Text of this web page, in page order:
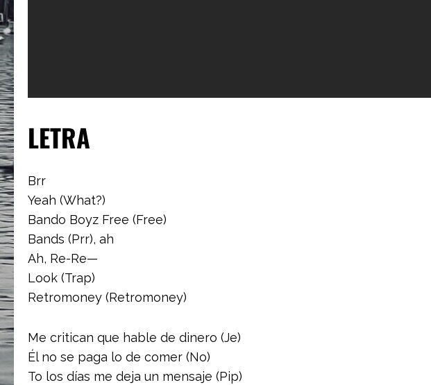
LETRA
Brr
Yeah (What?)
Bando Boyz Free (Free)
Bands (Prr), ah
Ah, Re-Re—
Look (Trap)
Retromoney (Retromoney)
Me critican que hable de dinero (Je)
Él no se paga lo de comer (No)
To los días me deja un mensaje (Pip)